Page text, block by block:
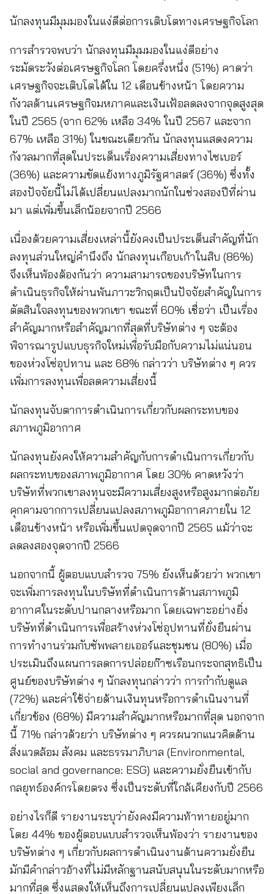
นักลงทุนมีมุมมองในแง่ดีต่อการเติบโตทางเศรษฐกิจโลก
การสำรวจพบว่า นักลงทุนมีมุมมองในแง่ดีอย่าง
ระมัดระวังต่อเศรษฐกิจโลก โดยครึ่งหนึ่ง (51%) คาดว่า
เศรษฐกิจจะเติบโตได้ใน 12 เดือนข้างหน้า โดยความ
กังวลด้านเศรษฐกิจมหภาคและเงินเฟ้อลดลงจากจุดสูงสุด
ในปี 2565 (จาก 62% เหลือ 34% ในปี 2567 และจาก
67% เหลือ 31%) ในขณะเดียวกัน นักลงทุนแสดงความ
กังวลมากที่สุดในประเด็นเรื่องความเสี่ยงทางไซเบอร์
(36%) และความขัดแย้งทางภูมิรัฐศาสตร์ (36%) ซึ่งทั้ง
สองปัจจัยนี้ไม่ได้เปลี่ยนแปลงมากนักในช่วงสองปีที่ผ่าน
มา แต่เพิ่มขึ้นเล็กน้อยจากปี 2566
เนื่องด้วยความเสี่ยงเหล่านี้ยังคงเป็นประเด็นสำคัญที่นัก
ลงทุนส่วนใหญ่คำนึงถึง นักลงทุนเกือบเก้าในสิบ (86%)
จึงเห็นพ้องต้องกันว่า ความสามารถของบริษัทในการ
ดำเนินธุรกิจให้ผ่านพ้นภาวะวิกฤตเป็นปัจจัยสำคัญในการ
ตัดสินใจลงทุนของพวกเขา ขณะที่ 60% เชื่อว่า เป็นเรื่อง
สำคัญมากหรือสำคัญมากที่สุดที่บริษัทต่าง ๆ จะต้อง
พิจารณารูปแบบธุรกิจใหม่เพื่อรับมือกับความไม่แน่นอน
ของห่วงโซ่อุปทาน และ 68% กล่าวว่า บริษัทต่าง ๆ ควร
เพิ่มการลงทุนเพื่อลดความเสี่ยงนี้
นักลงทุนจับตาการดำเนินการเกี่ยวกับผลกระทบของ
สภาพภูมิอากาศ
นักลงทุนยังคงให้ความสำคัญกับการดำเนินการเกี่ยวกับ
ผลกระทบของสภาพภูมิอากาศ โดย 30% คาดหวังว่า
บริษัทที่พวกเขาลงทุนจะมีความเสี่ยงสูงหรือสูงมากต่อภัย
คุกคามจากการเปลี่ยนแปลงสภาพภูมิอากาศภายใน 12
เดือนข้างหน้า หรือเพิ่มขึ้นแปดจุดจากปี 2565 แม้ว่าจะ
ลดลงสองจุดจากปี 2566
นอกจากนี้ ผู้ตอบแบบสำรวจ 75% ยังเห็นด้วยว่า พวกเขา
จะเพิ่มการลงทุนในบริษัทที่ดำเนินการด้านสภาพภูมิ
อากาศในระดับปานกลางหรือมาก โดยเฉพาะอย่างยิ่ง
บริษัทที่ดำเนินการเพื่อสร้างห่วงโซ่อุปทานที่ยั่งยืนผ่าน
การทำงานร่วมกับซัพพลายเออร์และชุมชน (80%) เมื่อ
ประเมินถึงแผนการลดการปล่อยก๊าซเรือนกระจกสุทธิเป็น
ศูนย์ของบริษัทต่าง ๆ นักลงทุนกล่าวว่า การกำกับดูแล
(72%) และค่าใช้จ่ายด้านเงินทุนหรือการดำเนินงานที่
เกี่ยวข้อง (68%) มีความสำคัญมากหรือมากที่สุด นอกจาก
นี้ 71% กล่าวด้วยว่า บริษัทต่าง ๆ ควรผนวกแนวคิดด้าน
สิ่งแวดล้อม สังคม และธรรมาภิบาล (Environmental,
social and governance: ESG) และความยั่งยืนเข้ากับ
กลยุทธ์องค์กรโดยตรง ซึ่งเป็นระดับที่ใกล้เคียงกับปี 2566
อย่างไรก็ดี รายงานระบุว่ายังคงมีความท้าทายอยู่มาก
โดย 44% ของผู้ตอบแบบสำรวจเห็นพ้องว่า รายงานของ
บริษัทต่าง ๆ เกี่ยวกับผลการดำเนินงานด้านความยั่งยืน
มักมีคำกล่าวอ้างที่ไม่มีหลักฐานสนับสนุนในระดับมากหรือ
มากที่สุด ซึ่งแสดงให้เห็นถึงการเปลี่ยนแปลงเพียงเล็ก